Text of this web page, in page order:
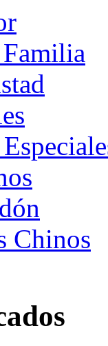
Familia
Chinos